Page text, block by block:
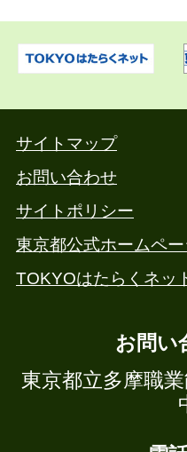
サイトマップ
お問い合わせ
サイトポリシー
東京都公式ホームペー
TOKYOはたらくネッ
お問い
東京都立多摩職